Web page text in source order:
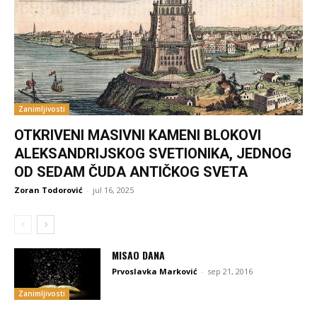
Zanimljivosti
OTKRIVENI MASIVNI KAMENI BLOKOVI
ALEKSANDRIJSKOG SVETIONIKA, JEDNOG
OD SEDAM ČUDA ANTIČKOG SVETA
Zoran Todorović - jul 16, 2025
Zanimljivosti
MISAO DANA
Prvoslavka Marković - sep 21, 2016